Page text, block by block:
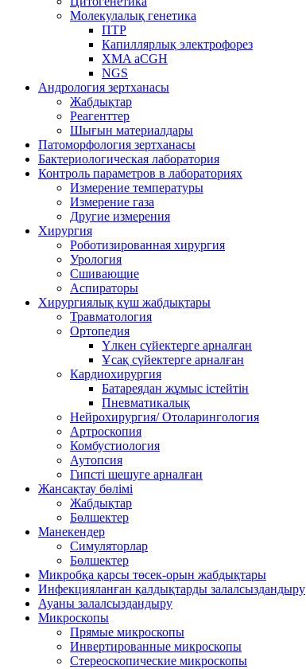
Молекулалық генетика
ПТР
Капиллярлық электрофорез
XMA aCGH
NGS
Андрология зертханасы
Жабдықтар
Реагенттер
Шығын материалдары
Патоморфология зертханасы
Бактериологическая лаборатория
Контроль параметров в лабораториях
Измерение температуры
Измерение газа
Другие измерения
Хирургия
Роботизированная хирургия
Урология
Сшивающие
Аспираторы
Хирургиялық күш жабдықтары
Травматология
Ортопедия
Үлкен сүйектерге арналған
Ұсақ сүйектерге арналған
Кардиохирургия
Батареядан жұмыс істейтін
Пневматикалық
Нейрохирургия/ Отоларингология
Артроскопия
Комбустиология
Аутопсия
Гипсті шешуге арналған
Жансақтау бөлімі
Жабдықтар
Бөлшектер
Манекендер
Симуляторлар
Бөлшектер
Микробқа қарсы төсек-орын жабдықтары
Инфекцияланған қалдықтарды залалсыздандыру
Ауаны залалсыздандыру
Микроскопы
Прямые микроскопы
Инвертированные микроскопы
Стереоскопические микроскопы